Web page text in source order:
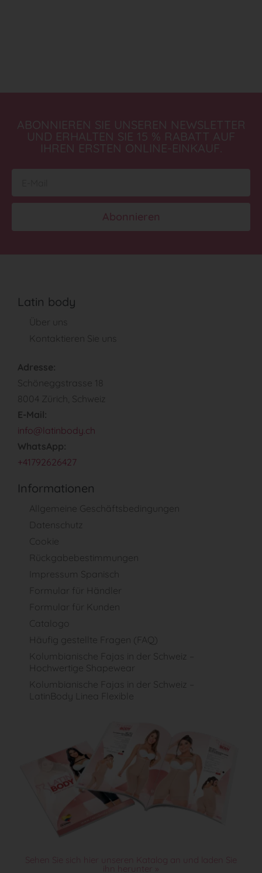
ABONNIEREN SIE UNSEREN NEWSLETTER
UND ERHALTEN SIE 15 % RABATT AUF
IHREN ERSTEN ONLINE-EINKAUF.
Abonnieren
Latin body
Über uns
Kontaktieren Sie uns
Adresse:
Schöneggstrasse 18
8004 Zürich, Schweiz
E-Mail:
info@latinbody.ch
WhatsApp:
+41792626427
Informationen
Allgemeine Geschäftsbedingungen
Datenschutz
Cookie
Rückgabebestimmungen
Impressum Spanisch
Formular für Händler
Formular für Kunden
Catalogo
Häufig gestellte Fragen (FAQ)
Kolumbianische Fajas in der Schweiz –
Hochwertige Shapewear
Kolumbianische Fajas in der Schweiz –
LatinBody Linea Flexible
Sehen Sie sich hier unseren Katalog an und laden Sie
ihn herunter »